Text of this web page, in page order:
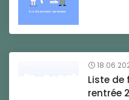
Liste de
rentrée